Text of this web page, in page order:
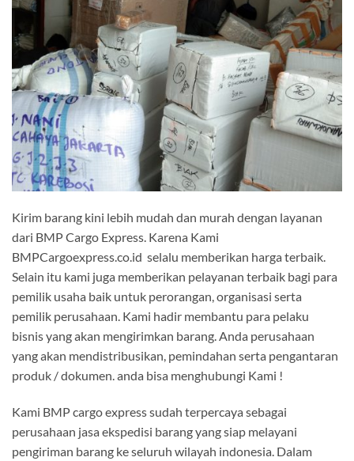
Kirim barang kini lebih mudah dan murah dengan layanan
dari BMP Cargo Express. Karena Kami
BMPCargoexpress.co.id selalu memberikan harga terbaik.
Selain itu kami juga memberikan pelayanan terbaik bagi para
pemilik usaha baik untuk perorangan, organisasi serta
pemilik perusahaan. Kami hadir membantu para pelaku
bisnis yang akan mengirimkan barang. Anda perusahaan
yang akan mendistribusikan, pemindahan serta pengantaran
produk / dokumen. anda bisa menghubungi Kami !
Kami BMP cargo express sudah terpercaya sebagai
perusahaan jasa ekspedisi barang yang siap melayani
pengiriman barang ke seluruh wilayah indonesia. Dalam